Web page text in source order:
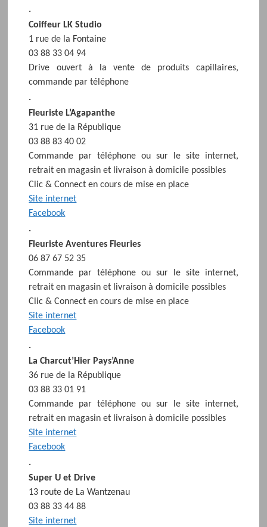
.
Coiffeur LK Studio
1 rue de la Fontaine
03 88 33 04 94
Drive ouvert à la vente de produits capillaires,
commande par téléphone
.
Fleuriste L’Agapanthe
31 rue de la République
03 88 83 40 02
Commande par téléphone ou sur le site internet,
retrait en magasin et livraison à domicile possibles
Clic & Connect en cours de mise en place
Site internet
Facebook
.
Fleuriste Aventures Fleuries
06 87 67 52 35
Commande par téléphone ou sur le site internet,
retrait en magasin et livraison à domicile possibles
Clic & Connect en cours de mise en place
Site internet
Facebook
.
La Charcut’Hier Pays’Anne
36 rue de la République
03 88 33 01 91
Commande par téléphone ou sur le site internet,
retrait en magasin et livraison à domicile possibles
Site internet
Facebook
.
Super U et Drive
13 route de La Wantzenau
03 88 33 44 88
Site internet